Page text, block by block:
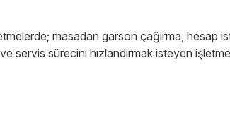
masadan garson çağırma, hesap
servis sürecini hızlandırmak isteyen